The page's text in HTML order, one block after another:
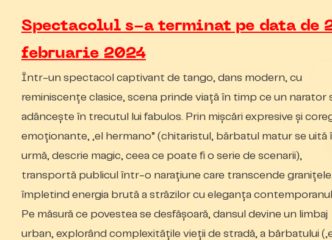
Spectacolul s-a terminat pe data de
februarie 2024
Într-un spectacol captivant de tango, dans modern, cu
reminiscențe clasice, scena prinde viață în timp ce un narator
adâncește în trecutul lui fabulos. Prin mișcări expresive și
emoționante, „el hermano” (chitaristul, bărbatul matur se uită
urmă, descrie magic, ceea ce poate fi o serie de scenarii),
transportă publicul într-o narațiune care transcende
împletind energia brută a străzilor cu eleganța
Pe măsură ce povestea se desfășoară, dansul devine un limbaj
urban, explorând complexitățile vieții de stradă, a bărbatului